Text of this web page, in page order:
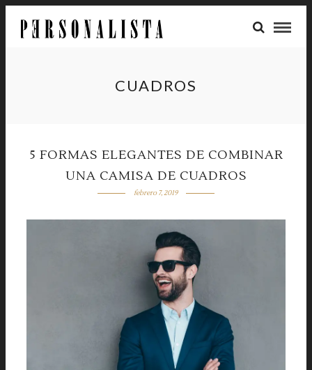
CUADROS
5 FORMAS ELEGANTES DE COMBINAR
UNA CAMISA DE CUADROS
febrero 7, 2019